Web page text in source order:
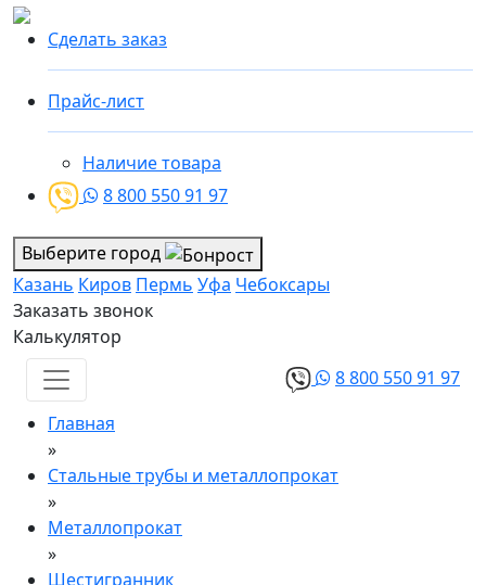
Сделать заказ
Прайс-лист
Наличие товара
8 800 550 91 97
Выберите город
Казань Киров Пермь Уфа Чебоксары
Заказать звонок
Калькулятор
8 800 550 91 97
Главная
»
Стальные трубы и металлопрокат
»
Металлопрокат
»
Шестигранник